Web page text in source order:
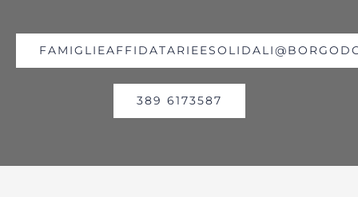
389 6173587